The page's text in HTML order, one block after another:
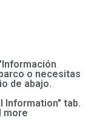
o necesitas
de abajo.
Information" tab.
more